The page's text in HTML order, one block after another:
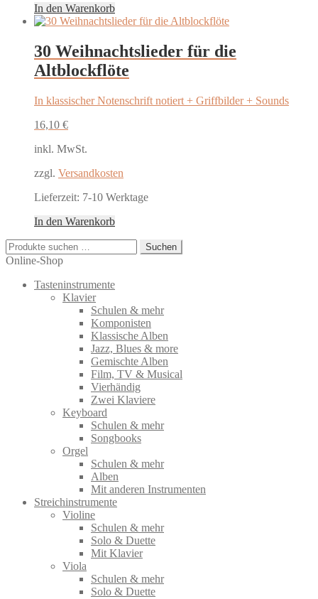
In den Warenkorb
30 Weihnachtslieder für die
Altblockflöte
In klassischer Notenschrift notiert + Griffbilder + Sounds
16,10 €
inkl. MwSt.
zzgl. Versandkosten
Lieferzeit: 7-10 Werktage
In den Warenkorb
Suchen
nach:
Suchen
Online-Shop
Tasteninstrumente
Klavier
Schulen & mehr
Komponisten
Klassische Alben
Jazz, Blues & more
Gemischte Alben
Film, TV & Musical
Vierhändig
Zwei Klaviere
Keyboard
Schulen & mehr
Songbooks
Orgel
Schulen & mehr
Alben
Mit anderen Instrumenten
Streichinstrumente
Violine
Schulen & mehr
Solo & Duette
Mit Klavier
Viola
Schulen & mehr
Solo & Duette